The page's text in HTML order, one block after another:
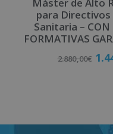
para Directivos
Sanitaria – CON
FORMATIVAS
2.880,00€